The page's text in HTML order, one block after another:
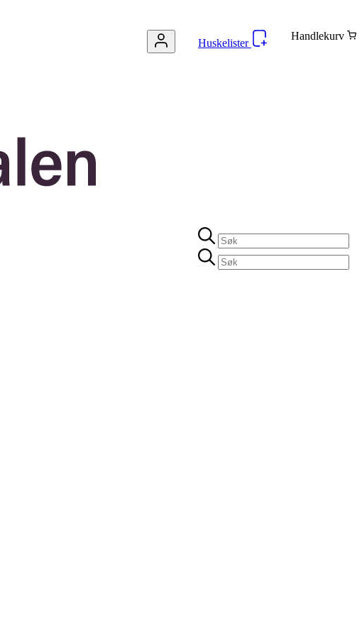
Huskelister
Handlekurv